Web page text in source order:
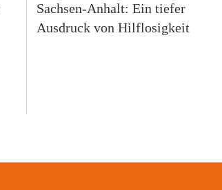
Sachsen-Anhalt: Ein tiefer
Ausdruck von Hilflosigkeit